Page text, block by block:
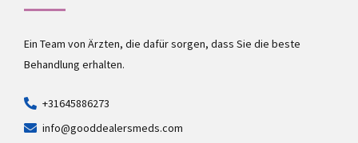
Ein Team von Ärzten, die dafür sorgen, dass Sie die beste
Behandlung erhalten.
+31645886273
info@gooddealersmeds.com